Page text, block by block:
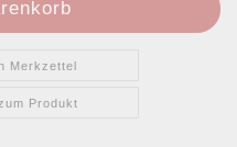
Merkzettel
Produkt